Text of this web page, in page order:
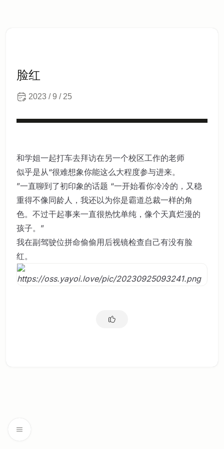
脸红
2023 / 9 / 25
和学姐一起打车去拜访在另一个校区工作的老师
似乎是从“很难想象你能这么大程度参与进来。
”一直聊到了初印象的话题 “一开始看你冷冷的，又稳
重得不像同龄人，我还以为你是霸道总裁一样的角
色。不过干起事来一直很热忱单纯，像个天真烂漫的
孩子。”
我在副驾驶位拼命偷偷用后视镜检查自己有没有脸
红。